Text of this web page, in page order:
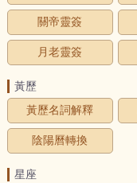
關帝靈簽
月老靈簽
黃歷
黃歷名詞解釋
陰陽曆轉換
星座